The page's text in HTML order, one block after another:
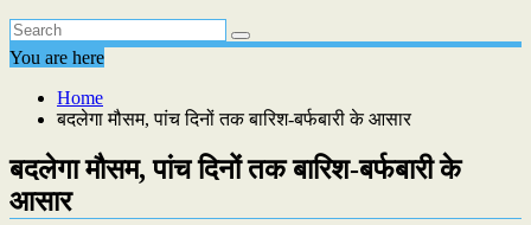
You are here
Home
बदलेगा मौसम, पांच दिनों तक बारिश-बर्फबारी के आसार
बदलेगा मौसम, पांच दिनों तक बारिश-बर्फबारी के
आसार